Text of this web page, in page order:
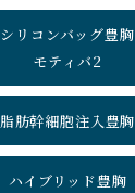
シリコンバッグ豊胸
モティバ2
脂肪幹細胞注入豊胸
ハイブリッド豊胸